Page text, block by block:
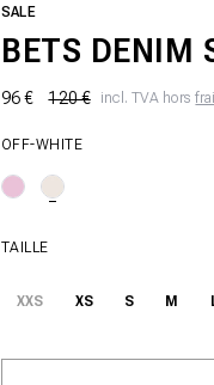
SALE
BETS DENIM
96 € 120 € incl. TVA hors
OFF-WHITE
TAILLE
XXS XS S M